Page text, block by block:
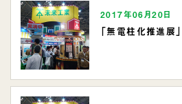
2017年06月20日
「無電柱化推進展